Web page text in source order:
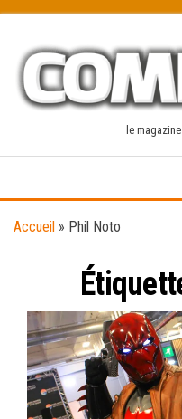
content
le
Accueil » Phil Noto